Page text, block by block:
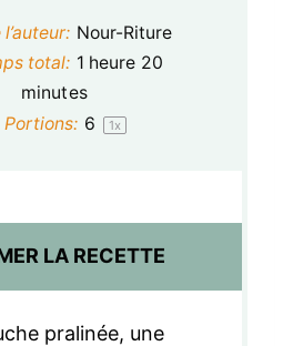
t
o
s
t
o
i
s
t
o
i
s
t
o
s
Nour-Riture
total: 1 heure 20
minutes
Portions: 6 1x
LA RECETTE
pralinée, une